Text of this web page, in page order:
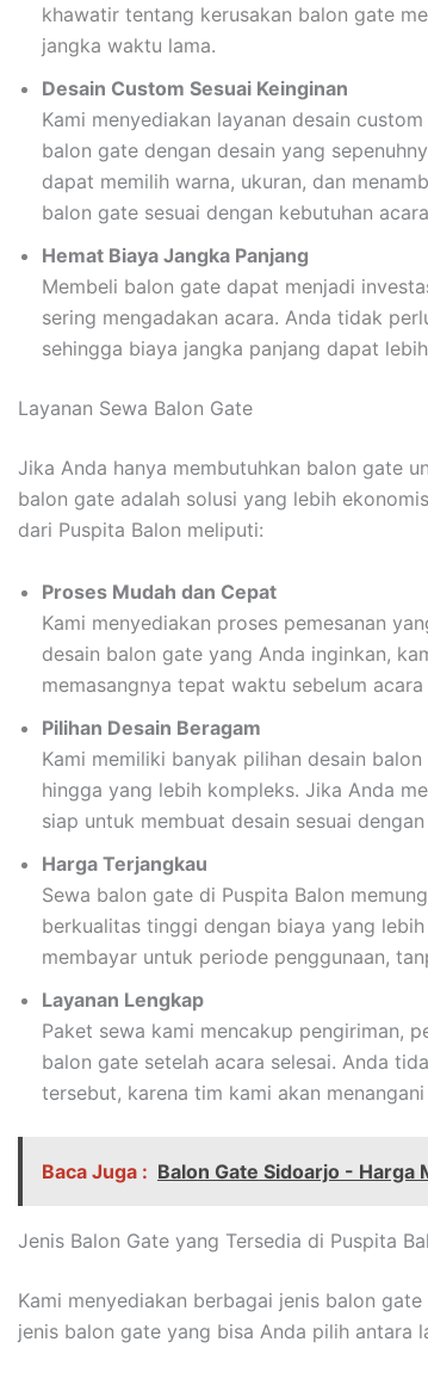
khawatir tentang kerusakan balon gate
jangka waktu lama.
Desain Custom Sesuai Keinginan
Kami menyediakan layanan desain
balon gate dengan desain yang
dapat memilih warna, ukuran, dan
balon gate sesuai dengan kebutuhan
Hemat Biaya Jangka Panjang
Membeli balon gate dapat menjadi
sering mengadakan acara. Anda tidak
sehingga biaya jangka panjang dapat
Layanan Sewa Balon Gate
Jika Anda hanya membutuhkan balon gate
balon gate adalah solusi yang lebih
dari Puspita Balon meliputi:
Proses Mudah dan Cepat
Kami menyediakan proses pemesanan
desain balon gate yang Anda inginkan,
memasangnya tepat waktu sebelum acara
Pilihan Desain Beragam
Kami memiliki banyak pilihan desain
hingga yang lebih kompleks. Jika Anda
siap untuk membuat desain sesuai
Harga Terjangkau
Sewa balon gate di Puspita Balon
berkualitas tinggi dengan biaya yang
membayar untuk periode penggunaan,
Layanan Lengkap
Paket sewa kami mencakup pengiriman,
balon gate setelah acara selesai. Anda
tersebut, karena tim kami akan menangani
Baca Juga : Balon Gate Sidoarjo - Harga
Jenis Balon Gate yang Tersedia di Puspita
Kami menyediakan berbagai jenis balon
jenis balon gate yang bisa Anda pilih antara